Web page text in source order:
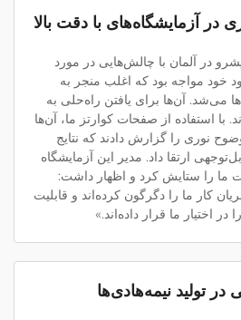
در آزمایشگاه‌های با دقت بالا
در آلمان با چالش‌هایی در مورد
خود مواجه بود که اغلب منجر به
می‌شد. آن‌ها برای یافتن راه‌حلی به
با استفاده از صفحات کوارتز ما، آن‌ها
در وضوح نوری را گزارش دادند که نتایج
ارتقا داد. مدیر این آزمایشگاه
ما را ستایش کرد و اظهار داشت:
کار ما را دگرگون کرده‌اند و قابلیت
در اختیار ما قرار داده‌اند.»
در تولید نیمه‌هادی‌ها